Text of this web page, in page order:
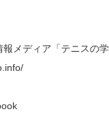
情報メディア「テニ